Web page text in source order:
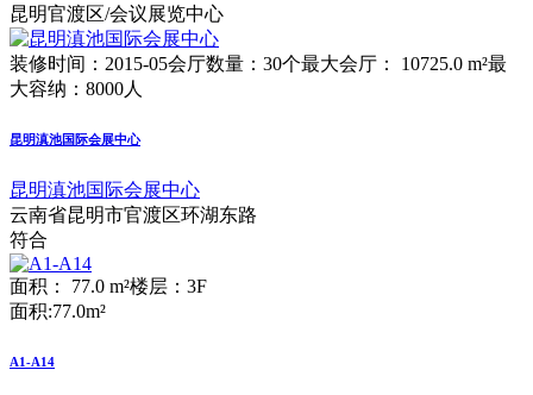
昆明官渡区/会议展览中心
装修时间：2015-05会厅数量：30个最大会厅： 10725.0 m²最
大容纳：8000人
昆明滇池国际会展中心
昆明滇池国际会展中心
云南省昆明市官渡区环湖东路
符合
面积： 77.0 m²楼层：3F
面积:77.0m²
A1-A14